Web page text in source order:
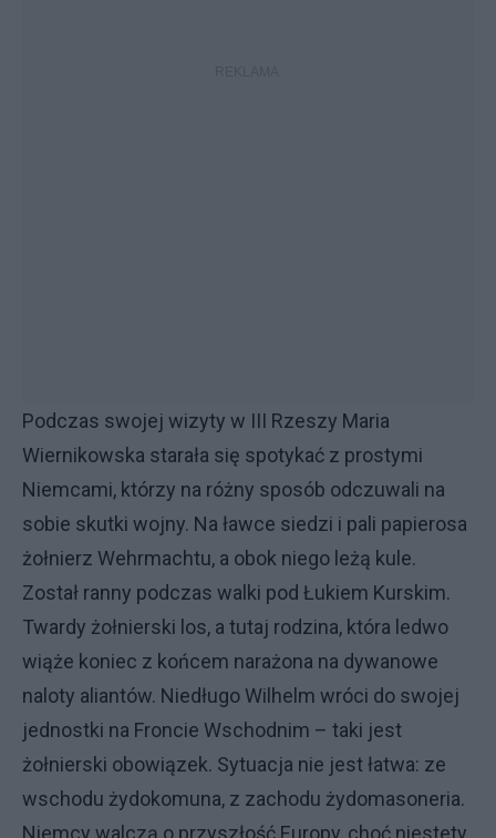
Podczas swojej wizyty w III Rzeszy Maria
Wiernikowska starała się spotykać z prostymi
Niemcami, którzy na różny sposób odczuwali na
sobie skutki wojny. Na ławce siedzi i pali papierosa
żołnierz Wehrmachtu, a obok niego leżą kule.
Został ranny podczas walki pod Łukiem Kurskim.
Twardy żołnierski los, a tutaj rodzina, która ledwo
wiąże koniec z końcem narażona na dywanowe
naloty aliantów. Niedługo Wilhelm wróci do swojej
jednostki na Froncie Wschodnim – taki jest
żołnierski obowiązek. Sytuacja nie jest łatwa: ze
wschodu żydokomuna, z zachodu żydomasoneria.
Niemcy walczą o przyszłość Europy, choć niestety